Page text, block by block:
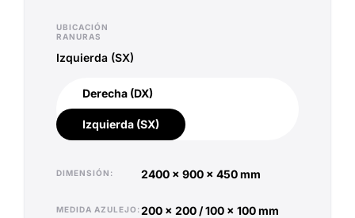
UBICACIÓN
RANURAS
Izquierda (SX)
Derecha (DX)
Izquierda (SX)
Izquierda (SX)
DIMENSIÓN 2400 x 900 x 450 mm
MEDIDA AZULEJO 200 x 200 / 100 x 100 mm